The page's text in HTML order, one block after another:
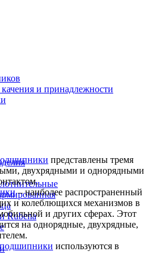
и принадлежности
Rubena
представлены тремя
двухрядными и однорядными
– наиболее распространенный
и колеблющихся механизмов в
и других сферах. Этот
на однорядные, двухрядные,
используются в